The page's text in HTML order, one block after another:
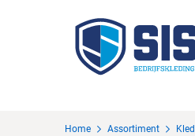
Home Assortiment